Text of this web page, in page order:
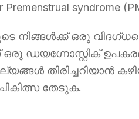
Premenstrual syndrome
നിങ്ങൾക്ക് ഒരു
ഡയഗ്നോസ്റ്റിക്
തിരിച്ചറിയാൻ
തേടുക.